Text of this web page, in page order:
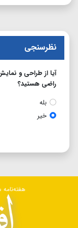
نظرسنجی
آیا از طراحی و
راضی هستید؟
بله
خیر